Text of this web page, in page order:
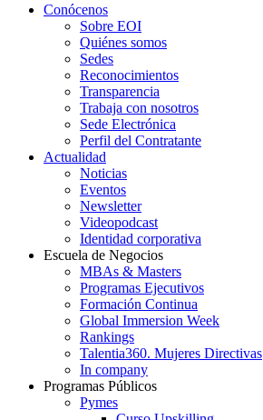
Conócenos
Sobre EOI
Quiénes somos
Sedes
Reconocimientos
Transparencia
Trabaja con nosotros
Sede Electrónica
Perfil del Contratante
Actualidad
Noticias
Eventos
Newsletter
Videopodcast
Identidad corporativa
Escuela de Negocios
MBAs & Masters
Programas Ejecutivos
Formación Continua
Global Immersion Week
Rankings
Talentia360. Mujeres Directivas
In company
Programas Públicos
Pymes